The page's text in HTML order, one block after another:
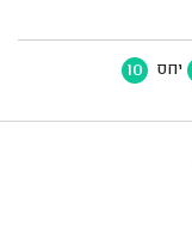
יחס 10